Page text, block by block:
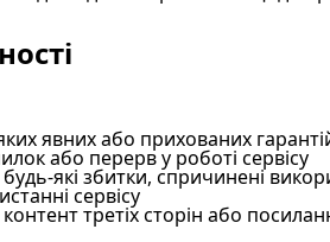
явних або прихованих
або перерв у роботі сервісу
які збитки, спричинені
сервісу
третіх сторін або